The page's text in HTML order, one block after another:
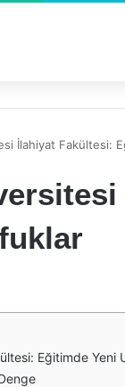
İlahiyat Fakültesi:
Eğitimde Yeni